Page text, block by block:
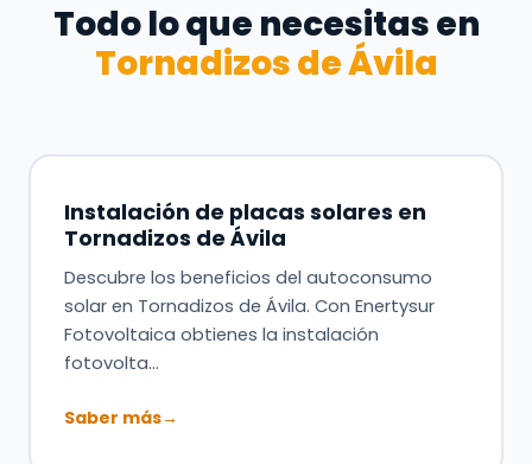
Todo lo que necesitas en
Tornadizos de Ávila
Instalación de placas solares en
Tornadizos de Ávila
Descubre los beneficios del autoconsumo
solar en Tornadizos de Ávila. Con Enertysur
Fotovoltaica obtienes la instalación
fotovolta…
Saber más→